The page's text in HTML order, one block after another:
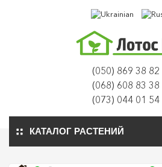
(050) 869 38 82
(068) 608 83 38
(073) 044 01 54
КАТАЛОГ РАСТЕНИЙ